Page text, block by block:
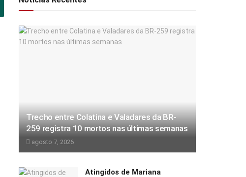
Trecho entre Colatina e Valadares da BR-
259 registra 10 mortos nas últimas semanas
agosto 7, 2026
Atingidos de Mariana